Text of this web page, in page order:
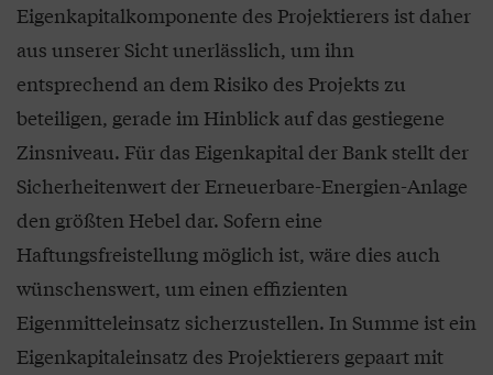
Eigenkapitalkomponente des Projektierers ist daher
aus unserer Sicht unerlässlich, um ihn
entsprechend an dem Risiko des Projekts zu
beteiligen, gerade im Hinblick auf das gestiegene
Zinsniveau. Für das Eigenkapital der Bank stellt der
Sicherheitenwert der Erneuerbare-Energien-Anlage
den größten Hebel dar. Sofern eine
Haftungsfreistellung möglich ist, wäre dies auch
wünschenswert, um einen effizienten
Eigenmitteleinsatz sicherzustellen. In Summe ist ein
Eigenkapitaleinsatz des Projektierers gepaart mit